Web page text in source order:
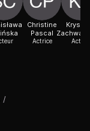
/
Christine
Pascal
Actrice Acteur